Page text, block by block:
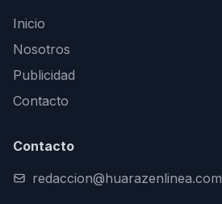
Inicio
Nosotros
Publicidad
Contacto
Contacto
redaccion@huarazenlinea.com